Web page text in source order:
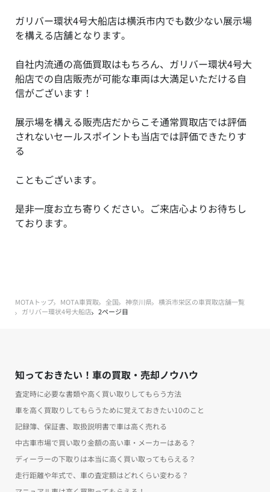
ガリバー環状4号大船店は横浜市内でも数少ない展示場
を構える店舗となります。
自社内流通の高価買取はもちろん、ガリバー環状4号大
船店での自店販売が可能な車両は大満足いただける自
信がございます！
展示場を構える販売店だからこそ通常買取店では評価
されないセールスポイントも当店では評価できたりす
る
こともございます。
是非一度お立ち寄りください。ご来店心よりお待ちし
ております。
MOTAトップ MOTA車買取 全国 神奈川県
横浜市栄区の車買取店舗一覧
ガリバー環状4号大船店
2ページ目
知っておきたい！車の買取・売却ノウハウ
査定時に必要な書類や高く買い取りしてもらう方法
車を高く買取りしてもらうために覚えておきたい10のこと
記録簿、保証書、取扱説明書で車は高く売れる
中古車市場で買い取り金額の高い車・メーカーはある？
ディーラーの下取りは本当に高く買い取ってもらえる？
走行距離や年式で、車の査定額はどれくらい変わる？